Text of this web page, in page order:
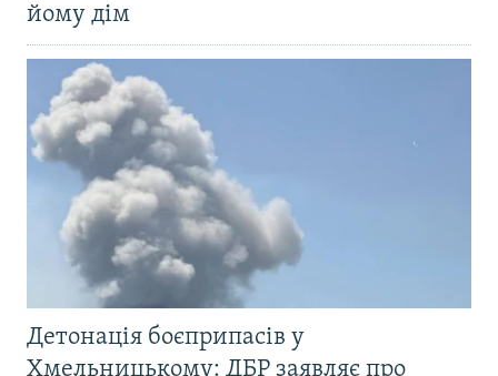
йому дім
Детонація боєприпасів у
Хмельницькому: ДБР заявляє про